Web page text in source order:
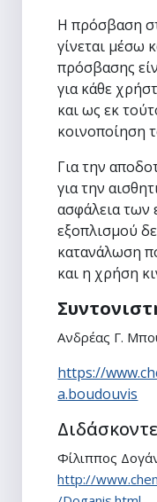
Η πρόσβαση
γίνεται μέσω
πρόσβασης
για κάθε
και ως εκ
κοινοποίηση
Για την
για την
ασφάλεια των
εξοπλισμού
κατανάλωση
και η χρήση
Ανδρέας Γ.
https://
a.boudouvis
Φίλιππος
http://